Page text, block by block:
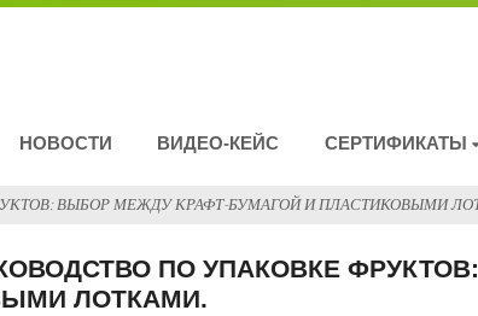
НОВОСТИ ВИДЕО-КЕЙС СЕРТИФИКАТЫ
ВЫБОР МЕЖДУ КРАФТ-БУМАГОЙ И ПЛАСТИКОВЫМИ
ПО УПАКОВКЕ
ЛОТКАМИ.